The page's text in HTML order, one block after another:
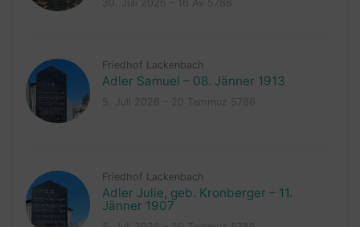
Friedhof Lackenbach
Adler Samuel – 08. Jänner 1913
Friedhof Lackenbach
Adler Julie, geb. Kronberger – 11.
Jänner 1907